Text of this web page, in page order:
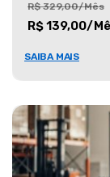
R$ 329,00/Mês
R$ 139,00/
SAIBA MAIS